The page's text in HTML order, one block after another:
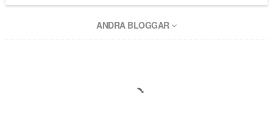
ANDRA BLOGGAR